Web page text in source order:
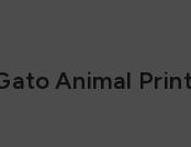
Animal